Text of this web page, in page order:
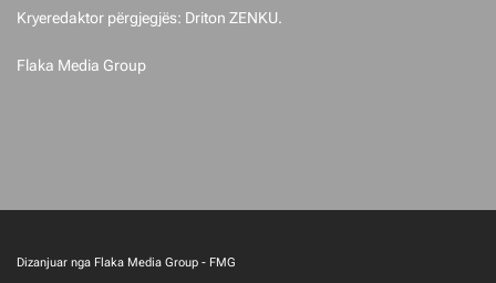
Kryeredaktor përgjegjës: Driton ZENKU.
Flaka Media Group
Dizanjuar nga Flaka Media Group - FMG